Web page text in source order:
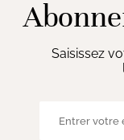
Saisissez